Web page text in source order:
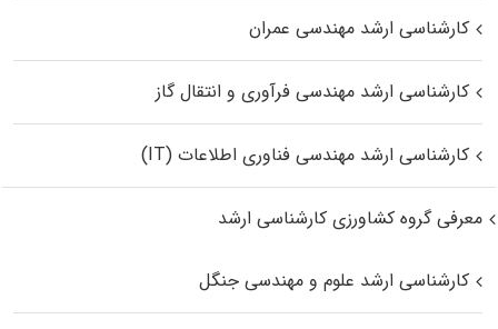
کارشناسی ارشد مهندسی عمران
کارشناسی ارشد مهندسی فرآوری و انتقال گاز
کارشناسی ارشد مهندسی فناوری اطلاعات (IT)
معرفی گروه کشاورزی کارشناسی ارشد
کارشناسی ارشد علوم و مهندسی جنگل